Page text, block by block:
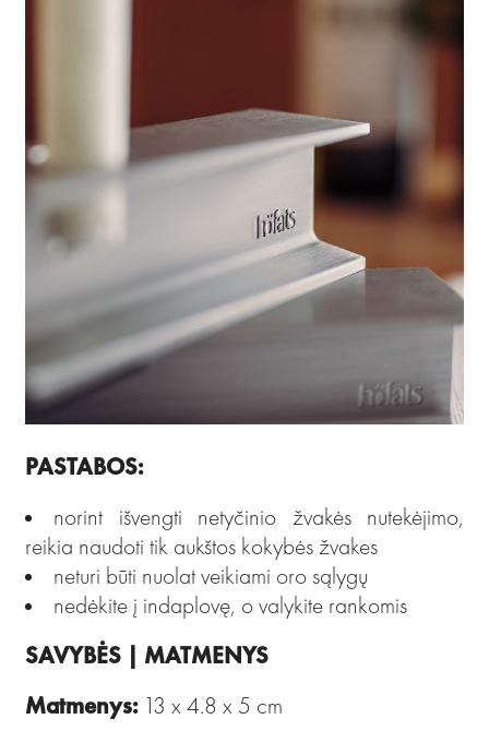
PASTABOS:
norint išvengti netyčinio žvakės nutekėjimo,
reikia naudoti tik aukštos kokybės žvakes
neturi būti nuolat veikiami oro sąlygų
nedėkite į indaplovę, o valykite rankomis
SAVYBĖS | MATMENYS
Matmenys: 13 x 4.8 x 5 cm